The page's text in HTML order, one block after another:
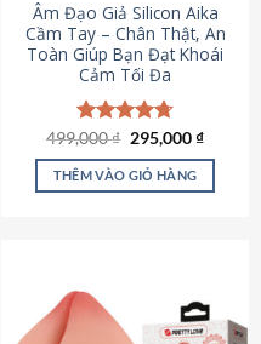
Âm Đạo Giả Silicon Aika
Cầm Tay – Chân Thật, An
Toàn Giúp Bạn Đạt Khoái
Cảm Tối Đa
Được xếp
hạng4.75
5 sao
499,000₫ Giá
là:
499,000 ₫.
295,000₫Giá
tại
THÊM VÀO GIỎ HÀNG